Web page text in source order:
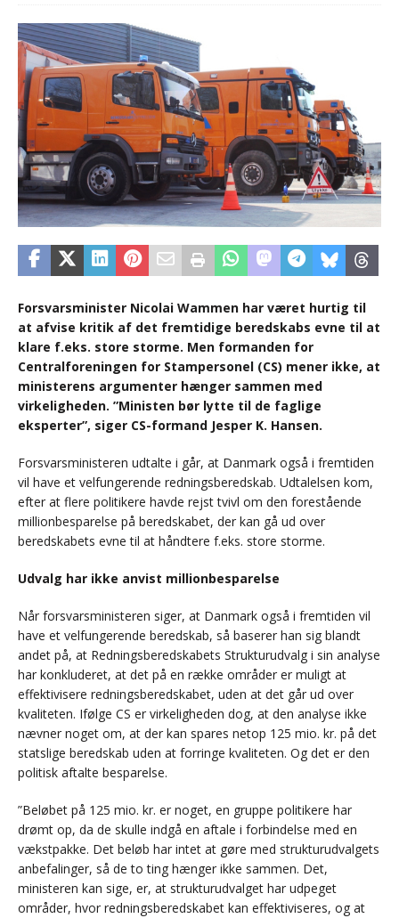
Forsvarsminister Nicolai Wammen har været hurtig til
at afvise kritik af det fremtidige beredskabs evne til at
klare f.eks. store storme. Men formanden for
Centralforeningen for Stampersonel (CS) mener ikke, at
ministerens argumenter hænger sammen med
virkeligheden. ”Ministen bør lytte til de faglige
eksperter”, siger CS-formand Jesper K. Hansen.
Forsvarsministeren udtalte i går, at Danmark også i fremtiden
vil have et velfungerende redningsberedskab. Udtalelsen kom,
efter at flere politikere havde rejst tvivl om den forestående
millionbesparelse på beredskabet, der kan gå ud over
beredskabets evne til at håndtere f.eks. store storme.
Udvalg har ikke anvist millionbesparelse
Når forsvarsministeren siger, at Danmark også i fremtiden vil
have et velfungerende beredskab, så baserer han sig blandt
andet på, at Redningsberedskabets Strukturudvalg i sin analyse
har konkluderet, at det på en række områder er muligt at
effektivisere redningsberedskabet, uden at det går ud over
kvaliteten. Ifølge CS er virkeligheden dog, at den analyse ikke
nævner noget om, at der kan spares netop 125 mio. kr. på det
statslige beredskab uden at forringe kvaliteten. Og det er den
politisk aftalte besparelse.
”Beløbet på 125 mio. kr. er noget, en gruppe politikere har
drømt op, da de skulle indgå en aftale i forbindelse med en
vækstpakke. Det beløb har intet at gøre med strukturudvalgets
anbefalinger, så de to ting hænger ikke sammen. Det,
ministeren kan sige, er, at strukturudvalget har udpeget
områder, hvor redningsberedskabet kan effektiviseres, og at